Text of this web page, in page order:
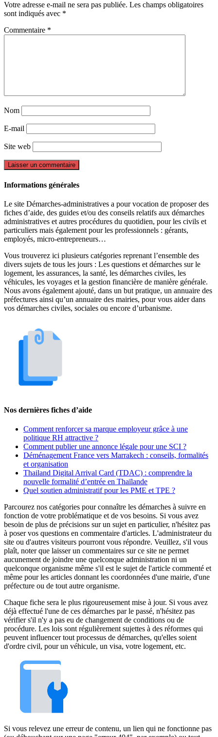
Votre adresse e-mail ne sera pas publiée. Les champs obligatoires
sont indiqués avec *
Commentaire *
Nom
E-mail
Site web
Informations générales
Le site Démarches-administratives a pour vocation de proposer des
fiches d’aide, des guides et/ou des conseils relatifs aux démarches
administratives et autres procédures du quotidien, pour les civils et
particuliers mais également pour les professionnels : gérants,
employés, micro-entrepreneurs…
Vous trouverez ici plusieurs catégories reprenant l’ensemble des
divers sujets de tous les jours : Les questions et démarches sur le
logement, les assurances, la santé, les démarches civiles, les
véhicules, les voyages et la gestion financière de manière générale.
Nous avons également ajouté, dans un but pratique, un annuaire des
préfectures ainsi qu’un annuaire des mairies, pour vous aider dans
vos démarches civiles, sociales ou encore d’urbanisme.
Nos dernières fiches d’aide
Comment renforcer sa marque employeur grâce à une
politique RH attractive ?
Comment publier une annonce légale pour une SCI ?
Déménagement France vers Marrakech : conseils, formalités
et organisation
Thailand Digital Arrival Card (TDAC) : comprendre la
nouvelle formalité d’entrée en Thaïlande
Quel soutien administratif pour les PME et TPE ?
Parcourez nos catégories pour connaître les démarches à suivre en
fonction de votre problématique et de vos besoins. Si vous avez
besoin de plus de précisions sur un sujet en particulier, n'hésitez pas
à poser vos questions en commentaire d'articles. L'administrateur du
site ou d'autres visiteurs pourront vous répondre. Veuillez, s'il vous
plaît, noter que laisser un commentaires sur ce site ne permet
aucunement de joindre une quelconque administration ni un
quelconque organisme même s'il est le sujet de l'article commenté et
même pour les articles donnant les coordonnées d'une mairie, d'une
préfecture ou de tout autre organisme.
Chaque fiche sera le plus rigoureusement mise à jour. Si vous avez
déjà effectué l'une de ces démarches par le passé, n'hésitez pas
vérifier s'il n'y a pas eu de changement de conditions ou de
procédure. Les lois sont régulièrement sujettes à des réformes qui
peuvent influencer tout processus de démarches, qu'elles soient
d'ordre civil, pour un véhicule, un visa, votre logement, etc.
Si vous relevez une erreur de contenu, un lien qui ne fonctionne pas